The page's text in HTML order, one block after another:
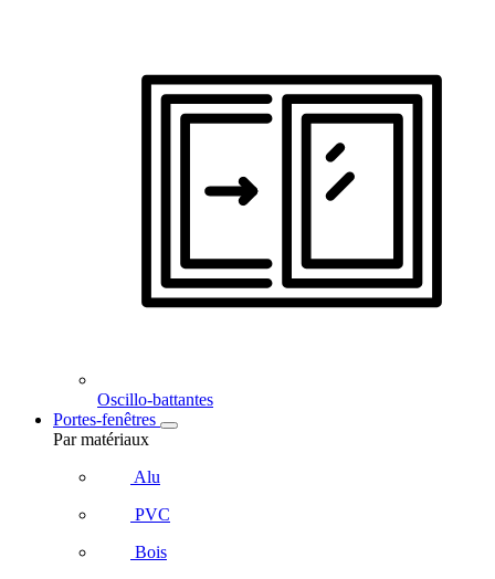
Oscillo-battantes
Portes-fenêtres
Par matériaux
Alu
PVC
Bois